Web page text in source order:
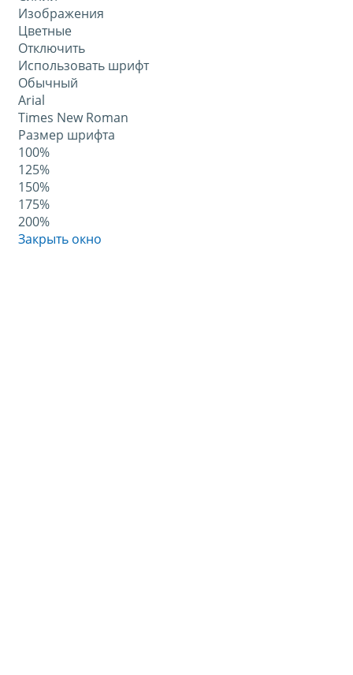
Изображения
Цветные
Отключить
Использовать шрифт
Обычный
Arial
Times New Roman
Размер шрифта
100%
125%
150%
175%
200%
Закрыть окно